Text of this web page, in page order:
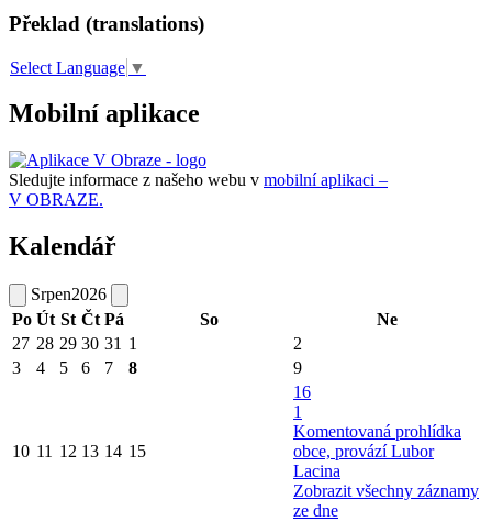
Překlad (translations)
Select Language ▼
Mobilní aplikace
Sledujte informace z našeho webu v mobilní aplikaci –
V OBRAZE.
Kalendář
Srpen2026
Po Út St Čt Pá So
Ne
27 28 29 30 31 1
2
3
4 5 6 7 8 9
10 11 12 13 14 15
16
1
Komentovaná prohlídka
obce, provází Lubor
Lacina
Zobrazit všechny záznamy
ze dne